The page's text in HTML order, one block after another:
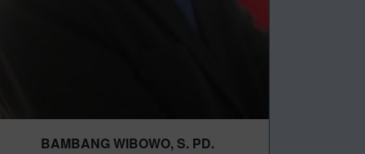
BAMBANG WIBOWO, S. PD.